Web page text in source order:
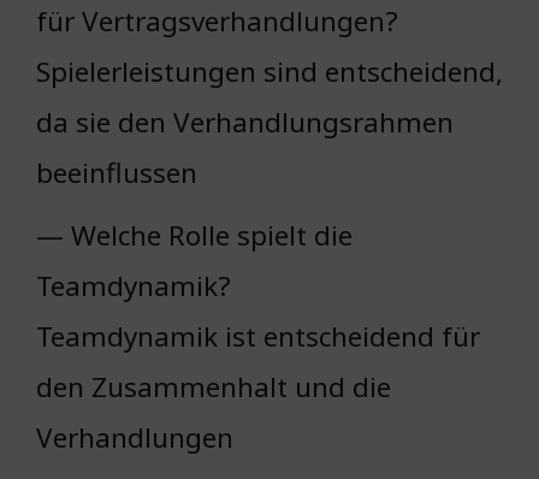
für Vertragsverhandlungen?
Spielerleistungen sind entscheidend,
da sie den Verhandlungsrahmen
beeinflussen
— Welche Rolle spielt die
Teamdynamik?
Teamdynamik ist entscheidend für
den Zusammenhalt und die
Verhandlungen